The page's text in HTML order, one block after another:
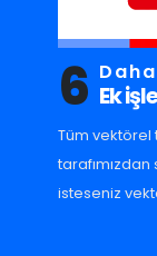
6 Ek
Tüm vektörel
isteseniz